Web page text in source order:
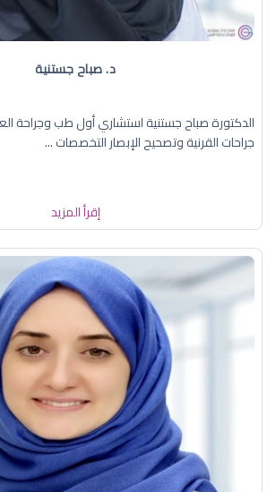
د. صباح جستنية
الدكتورة صباح جستنية استشاري أول طب وجراحة
جراحات القرنية وتصحيح الإبصار التخصصات ...
إقرأ المزيد